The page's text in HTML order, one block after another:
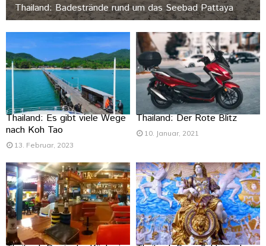
Thailand: Badestrände rund um das Seebad Pattaya
Thailand: Es gibt viele Wege
nach Koh Tao
13. Februar, 2023
Thailand: Der Rote Blitz
10. Januar, 2021